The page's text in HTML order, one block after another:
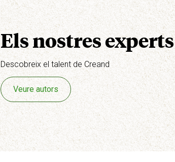
Els nostres experts
Descobreix el talent de Creand
Veure autors